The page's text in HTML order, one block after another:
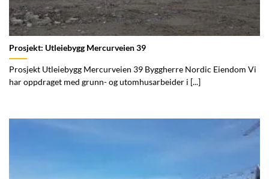
Prosjekt: Utleiebygg Mercurveien 39
Prosjekt Utleiebygg Mercurveien 39 Byggherre Nordic Eiendom Vi
har oppdraget med grunn- og utomhusarbeider i [...]